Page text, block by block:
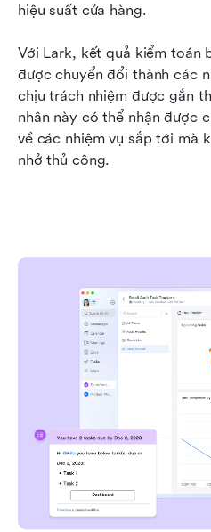
hiệu suất cửa hàng.
Với Lark, kết quả kiểm toán
được chuyển đổi thành các
chịu trách nhiệm được gắn
nhân này có thể nhận được
về các nhiệm vụ sắp tới mà
nhở thủ công.